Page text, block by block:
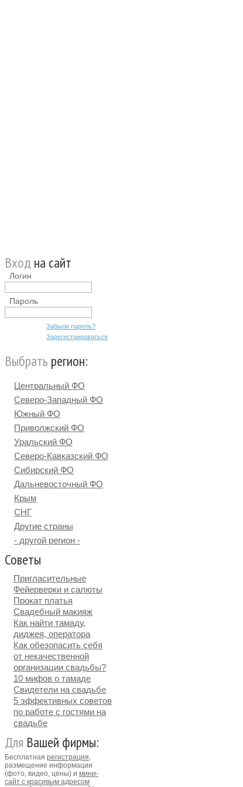
Вход на сайт
Логин
Пароль
Забыли пароль?
Зарегистрироваться
Выбрать регион:
Центральный ФО
Северо-Западный ФО
Южный ФО
Приволжский ФО
Уральский ФО
Северо-Кавказский ФО
Сибирский ФО
Дальневосточный ФО
Крым
СНГ
Другие страны
- другой регион -
Советы
Пригласительные
Фейерверки и салюты
Прокат платья
Свадебный макияж
Как найти тамаду,
диджея, оператора
Как обезопасить себя
от некачественной
организации свадьбы?
10 мифов о тамаде
Свидетели на свадьбе
5 эффективных советов
по работе с гостями на
свадьбе
Для Вашей фирмы:
Бесплатная регистрация,
размещение информации
(фото, видео, цены) и мини-
сайт с красивым адресом